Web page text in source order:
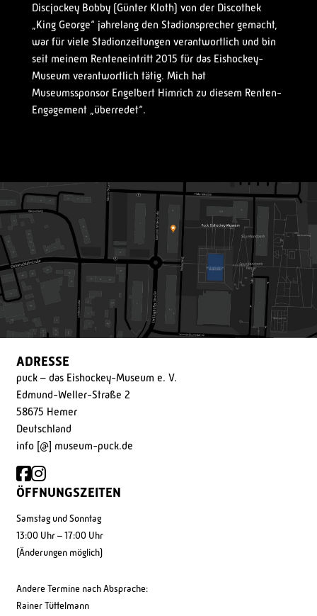
Discjockey Bobby (Günter Kloth) von der Discothek
„King George“ jahrelang den Stadionsprecher gemacht,
war für viele Stadionzeitungen verantwortlich und bin
seit meinem Renteneintritt 2015 für das Eishockey-
Museum verantwortlich tätig. Mich hat
Museumssponsor Engelbert Himrich zu diesem Renten-
Engagement „überredet“.
ADRESSE
puck – das Eishockey-Museum e. V.
Edmund-Weller-Straße 2
58675 Hemer
Deutschland
info [@] museum-puck.de
ÖFFNUNGSZEITEN
Samstag und Sonntag
13:00 Uhr – 17:00 Uhr
(Änderungen möglich)
Andere Termine nach Absprache:
Rainer Tüttelmann